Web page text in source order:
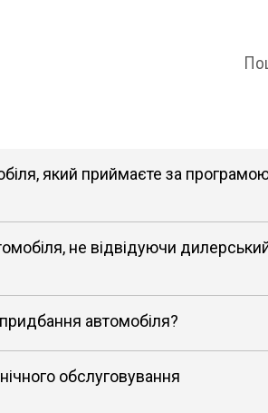
який приймаєте за
не відвідуючи
автомобіля?
обслуговування